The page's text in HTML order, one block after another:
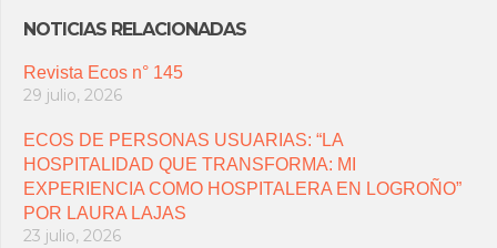
NOTICIAS RELACIONADAS
Revista Ecos n° 145
29 julio, 2026
ECOS DE PERSONAS USUARIAS: “LA
HOSPITALIDAD QUE TRANSFORMA: MI
EXPERIENCIA COMO HOSPITALERA EN LOGROÑO”
POR LAURA LAJAS
23 julio, 2026